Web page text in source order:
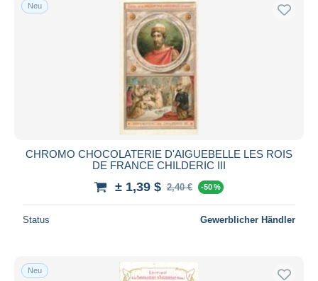
Neu
CHROMO CHOCOLATERIE D'AIGUEBELLE LES ROIS
DE FRANCE CHILDERIC III
± 1,39 $ 2,40 € -50 %
Status Gewerblicher Händler
Neu